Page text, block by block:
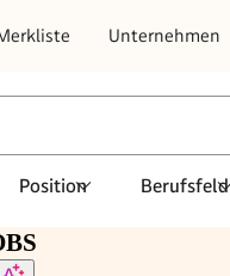
Unternehmen
Position Berufsfeld